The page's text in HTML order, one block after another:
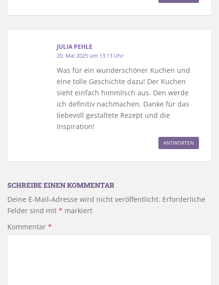
JULIA PEHLE
20. Mai 2025 um 13:13 Uhr
Was für ein wunderschöner Kuchen und
eine tolle Geschichte dazu! Der Kuchen
sieht einfach himmlisch aus. Den werde
ich definitiv nachmachen. Danke für das
liebevoll gestaltete Rezept und die
Inspiration!
ANTWORTEN
SCHREIBE EINEN KOMMENTAR
Deine E-Mail-Adresse wird nicht veröffentlicht. Erforderliche
Felder sind mit * markiert
Kommentar *